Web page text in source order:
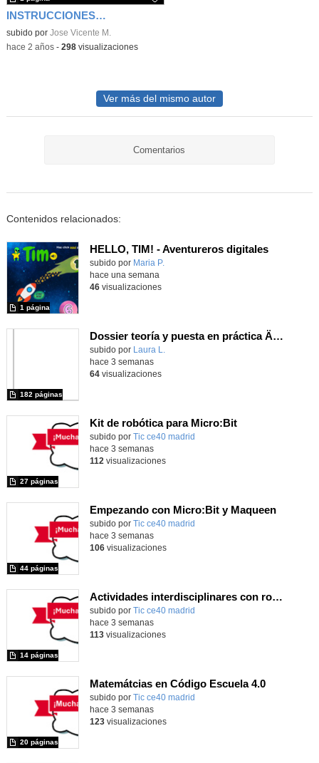
INSTRUCCIONES- T5
Contenido educativo.
subido por Jose Vicente M.
-hace 2 años- 298visualizaciones
Ver más del mismo autor
Comentarios
Contenidos relacionados:
HELLO, TIM! - Aventureros digitales
Contenido educativo.
subido por Maria P.
1 página
hace una semana
46visualizaciones
Dossier teoría y puesta en práctica Äprendizaje Basado en Juegos en Educación Infantil y Primaria
Contenido educativo.
subido por Laura L.
182 páginas
hace 3 semanas
64visualizaciones
Kit de robótica para Micro:Bit
Contenido educativo.
subido por Tic ce40 madrid
27 páginas
hace 3 semanas
112 visualizaciones
Empezando con Micro:Bit y Maqueen
Contenido educativo.
subido por Tic ce40 madrid
44 páginas
hace 3 semanas
106visualizaciones
Actividades interdisciplinares con robótica y pensamiento computacional
Contenido educativo.
subido por Tic ce40 madrid
14 páginas
hace 3 semanas
113visualizaciones
Matemátcias en Código Escuela 4.0
Contenido educativo.
subido por Tic ce40 madrid
20 páginas
hace 3 semanas
123visualizaciones